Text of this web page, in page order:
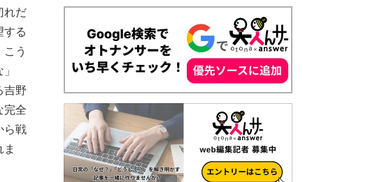
れだ
する
う
吉野
完全
ら戦